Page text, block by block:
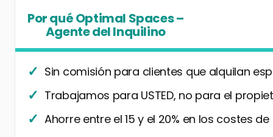
Por qué Optimal Spaces –
Agente del Inquilino
Sin comisión para clientes que alquilan
Trabajamos para USTED, no para el
Ahorre entre el 15 y el 20% en los costes